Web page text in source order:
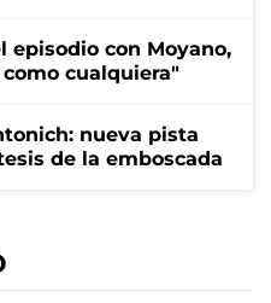
episodio con Moyano,
cualquiera"
nueva pista
de la emboscada